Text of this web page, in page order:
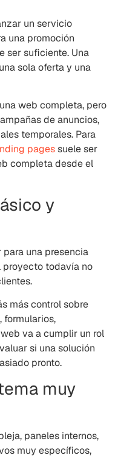
un servicio
una promoción
ser suficiente. Una
sola oferta y una
web completa, pero
de anuncios,
temporales. Para
pagessuele ser
completa desde el
y
para una presencia
proyecto todavía no
más control sobre
formularios,
va a cumplir un rol
si una solución
pronto.
muy
paneles internos,
muy específicos,